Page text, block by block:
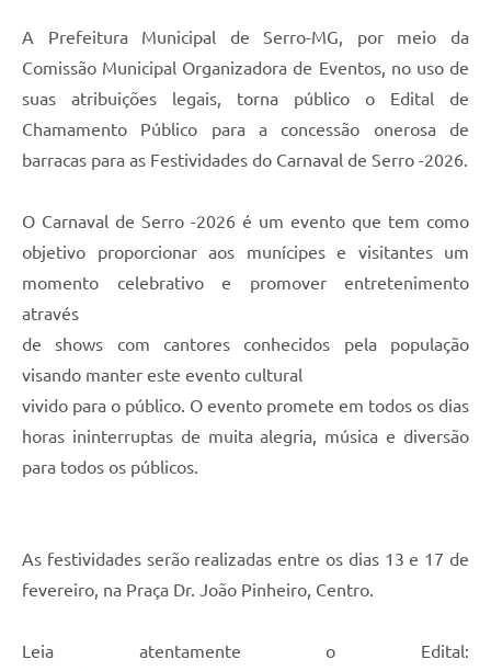
Arquivos para Download
SIC
Covid -19 em Serro
Audiências Públicas
Galeria de Vídeos
Contato
A Prefeitura Municipal de Serro-MG, por meio da
Comissão Municipal Organizadora de Eventos, no uso de
suas atribuições legais, torna público o Edital de
Chamamento Público para a concessão onerosa de
barracas para as Festividades do Carnaval de Serro -2026.
O Carnaval de Serro -2026 é um evento que tem como
objetivo proporcionar aos munícipes e visitantes um
momento celebrativo e promover entretenimento
através
de shows com cantores conhecidos pela população
visando manter este evento cultural
vivido para o público. O evento promete em todos os dias
horas ininterruptas de muita alegria, música e diversão
para todos os públicos.
As festividades serão realizadas entre os dias 13 e 17 de
fevereiro, na Praça Dr. João Pinheiro, Centro.
Leia atentamente o Edital: